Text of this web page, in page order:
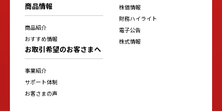
商品情報
商品紹介
おすすめ情報
お取引希望のお客さまへ
事業紹介
サポート体制
お客さまの声
株価情報
財務ハイライト
電子公告
株式情報